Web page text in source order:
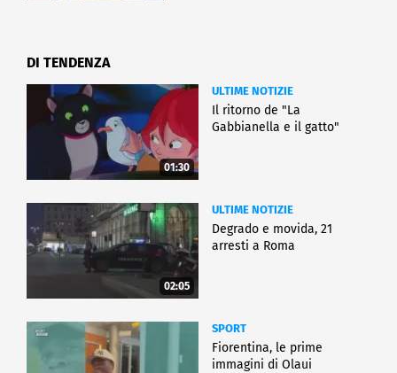
DI TENDENZA
01:30
ULTIME NOTIZIE
Il ritorno de "La
Gabbianella e il gatto"
02:05
ULTIME NOTIZIE
Degrado e movida, 21
arresti a Roma
SPORT
Fiorentina, le prime
immagini di Olaui